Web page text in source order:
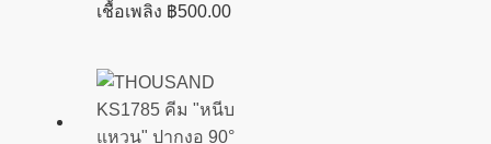
เชื้อเพลิง ฿500.00